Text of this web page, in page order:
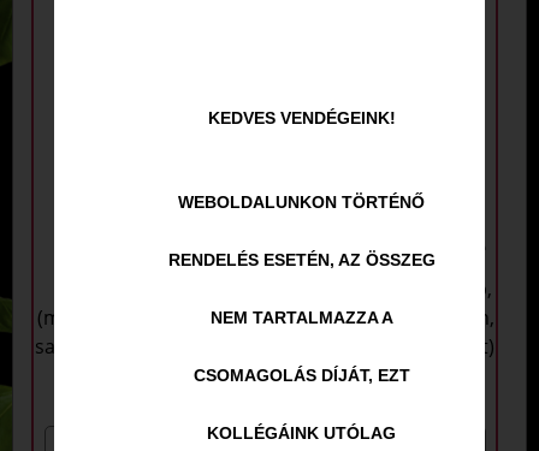
24. Mustáros-
(mustáros-tejfölös alap,
sajt, csirkecsíkok, bacon,
póréhagyma)
30. Papi kedvence
(fokhagymás tejföl alap,
sajt, füstölt tarja, bacon,
lilahagyma, camembert)
KEDVES VENDÉGEINK!
WEBOLDALUNKON TÖRTÉNŐ
RENDELÉS ESETÉN, AZ ÖSSZEG
NEM TARTALMAZZA A
CSOMAGOLÁS DÍJÁT, EZT
KOLLÉGÁINK UTÓLAG